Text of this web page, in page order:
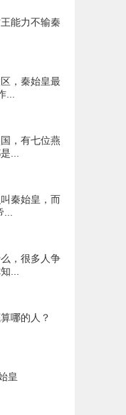
能力不输秦
，秦始皇最
，有七位燕
...
秦始皇，而
，很多人争
...
哪的人？
皇